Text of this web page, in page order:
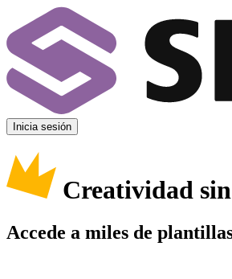
Inicia sesión
Creatividad
Accede a miles de